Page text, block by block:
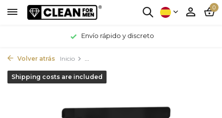
0
Envío rápido y discreto
Volver atrás Inicio ...
Shipping costs are included